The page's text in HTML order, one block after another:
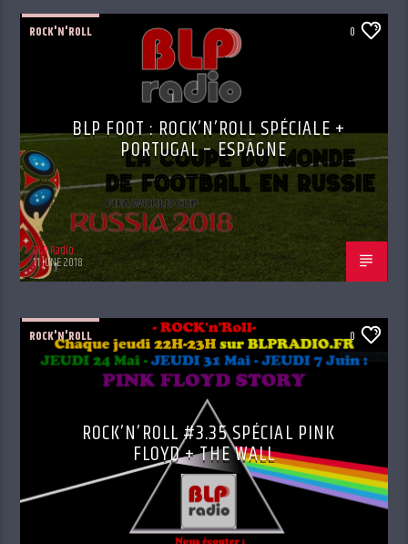
ROCK'N'ROLL 0
BLP FOOT : ROCK’N’ROLL SPÉCIALE +
PORTUGAL – ESPAGNE
BLP Radio
11 JUNE 2018
ROCK'N'ROLL 0
ROCK’N’ROLL #3.35 SPÉCIAL PINK
FLOYD + THE WALL